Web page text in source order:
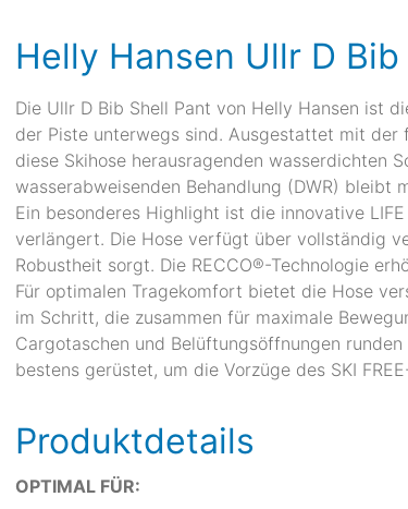
Helly Hansen Ullr D
Die Ullr D Bib Shell Pant von Helly Hansen ist
der Piste unterwegs sind. Ausgestattet mit der
diese Skihose herausragenden wasserdichten
wasserabweisenden Behandlung (DWR) bleibt
Ein besonderes Highlight ist die innovative
verlängert. Die Hose verfügt über vollständig
Robustheit sorgt. Die RECCO®-Technologie
Für optimalen Tragekomfort bietet die Hose
im Schritt, die zusammen für maximale
Cargotaschen und Belüftungsöffnungen
bestens gerüstet, um die Vorzüge des SKI
Produktdetails
OPTIMAL FÜR: